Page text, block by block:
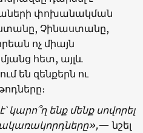
փոխանակման
Չինաստանը,
ոչ միայն
հետ, այլև
են զենքերն ու
կարո՞ղ ենք մենք սովորել
— նշել